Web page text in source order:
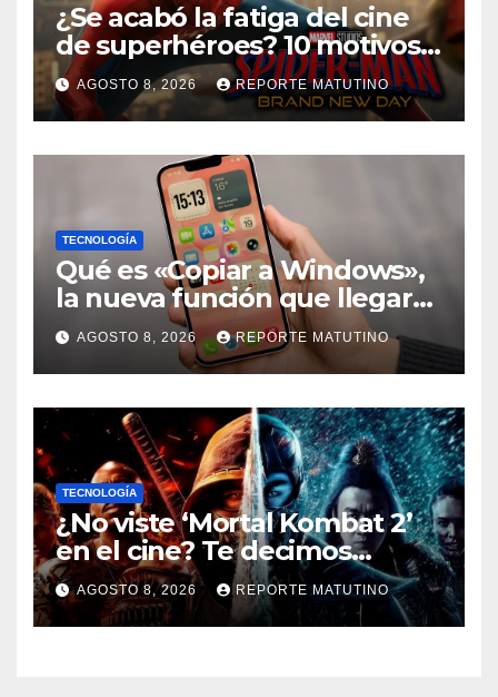
¿Se acabó la fatiga del cine
de superhéroes? 10 motivos
por los que ‘Spider-Man:
Brand New Day» desmiente
esa teoría
AGOSTO 8, 2026 REPORTE MATUTINO
TECNOLOGÍA
Qué es «Copiar a Windows»,
la nueva función que llegará
al iPhone solo para Europa
AGOSTO 8, 2026 REPORTE MATUTINO
TECNOLOGÍA
¿No viste ‘Mortal Kombat 2’
en el cine? Te decimos
dónde verla en streaming
ahora mismo y te damos tres
razones para hacerlo
AGOSTO 8, 2026 REPORTE MATUTINO